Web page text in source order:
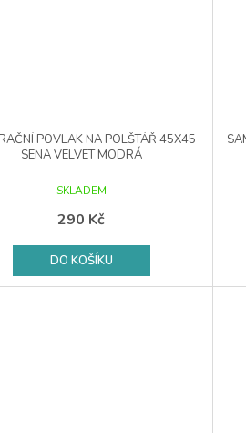
POVLAK NA POLŠTÁŘ 45X45
SENA VELVET MODRÁ
SKLADEM
290 Kč
DO KOŠÍKU